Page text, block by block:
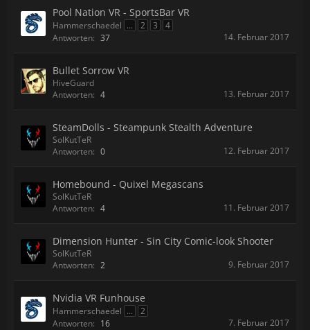
Pool Nation VR - SportsBar VR
Hammerschaedel ... 2 3
4
Antworten: 37 14. Februar 2017
Bullet Sorrow VR
HiveGuard
Antworten: 4 13. Februar 2017
SteamDolls - Steampunk Stealth Adventure
SolKutTeR
Antworten: 0 12. Februar 2017
Homebound - Quixel Megascans
SolKutTeR
Antworten: 4 11. Februar 2017
Dimension Hunter - Sin City Comic-look Shooter
SolKutTeR
Antworten: 2 9. Februar 2017
Nvidia VR Funhouse
Hammerschaedel ...
2
Antworten: 16 7. Februar 2017